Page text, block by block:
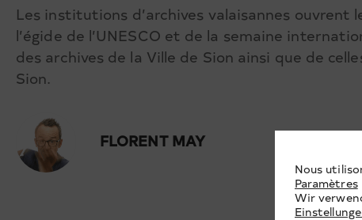
Les institutions d’archives valaisannes
l’égide de l’UNESCO et de la semaine
des archives de la Ville de Sion ainsi que de
Sion.
FLORENT MAY
Nous
Paramètres
Wir